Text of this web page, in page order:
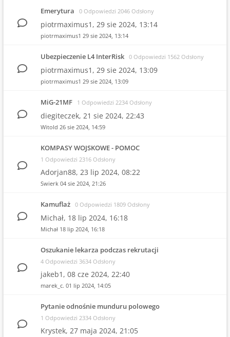
Emerytura 0 Odpowiedzi 2046 Odsłony
piotrmaximus1, 29 sie 2024, 13:14
piotrmaximus1 29 sie 2024, 13:14
Ubezpieczenie L4 InterRisk 0 Odpowiedzi 1562 Odsłony
piotrmaximus1, 29 sie 2024, 13:09
piotrmaximus1 29 sie 2024, 13:09
MiG-21MF 1 Odpowiedzi 2234 Odsłony
diegiteczek, 21 sie 2024, 22:43
Witold 26 sie 2024, 14:59
KOMPASY WOJSKOWE - POMOC
1 Odpowiedzi 2316 Odsłony
Adorjan88, 23 lip 2024, 08:22
Swierk 04 sie 2024, 21:26
Kamuflaż 0 Odpowiedzi 1809 Odsłony
Michał, 18 lip 2024, 16:18
Michał 18 lip 2024, 16:18
Oszukanie lekarza podczas rekrutacji
4 Odpowiedzi 3634 Odsłony
jakeb1, 08 cze 2024, 22:40
marek_c. 01 lip 2024, 14:05
Pytanie odnośnie munduru polowego
1 Odpowiedzi 2334 Odsłony
Krystek, 27 maja 2024, 21:05